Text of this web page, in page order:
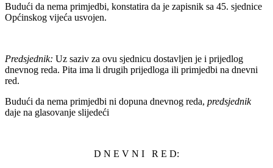
Budući da nema primjedbi, konstatira da je zapisnik sa 45. sjednice
Općinskog vijeća usvojen.
Predsjednik: Uz saziv za ovu sjednicu dostavljen je i prijedlog
dnevnog reda. Pita ima li drugih prijedloga ili primjedbi na dnevni
red.
Budući da nema primjedbi ni dopuna dnevnog reda, predsjednik
daje na glasovanje slijedeći
D N E V N I R E D: